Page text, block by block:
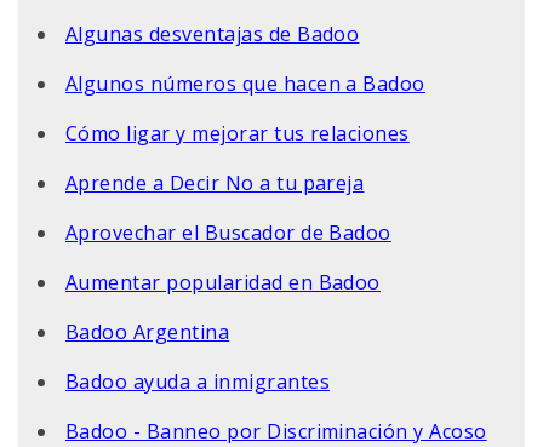
Algunas desventajas de Badoo
Algunos números que hacen a Badoo
Cómo ligar y mejorar tus relaciones
Aprende a Decir No a tu pareja
Aprovechar el Buscador de Badoo
Aumentar popularidad en Badoo
Badoo Argentina
Badoo ayuda a inmigrantes
Badoo - Banneo por Discriminación y Acoso